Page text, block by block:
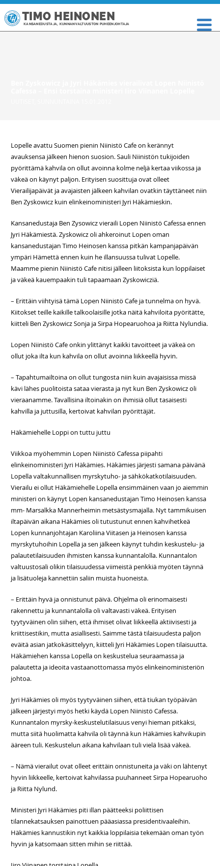
TIMO HEINONEN
KANSANEDUSTAJA, KUNNANVALTUUSTON PUHEENJOHTAJA
Lopelle avattu Suomen pienin Niinistö Cafe on kerännyt
avauksensa jälkeen hienon suosion. Sauli Niinistön tukijoiden
pyörittämä kahvila on ollut avoinna kolme neljä kertaa viikossa ja
väkeä on käynyt paljon. Erityisen suosittuja ovat olleet
Vierailijapäivät ja avajaisten jälkeen kahvilan ovatkin täyttäneet niin
Ben Zyskowicz kuin elinkeinoministeri Jyri Häkämieskin.
Kansanedustaja Ben Zysowicz vieraili Lopen Niinistö Cafessa ennen
Jyri Häkämiestä. Zyskowicz oli ahkeroinut Lopen oman
kansanedustajan Timo Heinosen kanssa pitkän kampanjapäivän
ympäri Hämettä ennen kuin he illansuussa tulivat Lopelle.
Maamme pienin Niinistö Cafe nitisi jälleen liitoksista kun loppilaiset
ja väkeä kauempaakin tuli tapaamaan Zyskowicziä.
– Erittäin viihtyisä tämä Lopen Niinistö Cafe ja tunnelma on hyvä.
Kiitokset teille kaikille talkoolaisille jotka näitä kahviloita pyöritätte,
kiitteli Ben Zyskowicz Sonja ja Sirpa Hopearuohoa ja Riitta Nylundia.
Lopen Niinistö Cafe onkin ylittänyt kaikki tavoitteet ja väkeä on
ollut joka ilta kun kahvila on ollut avoinna liikkeellä hyvin.
– Tapahtumailtoina on ollut tungosta niin kuin avajaisissa missä
kävi lähes puolitoista sataa vierasta ja nyt kun Ben Zyskowicz oli
vieraanamme. Tavallisina iltoinakin on ihmisiä ollut tasaisesti
kahvilla ja juttusilla, kertoivat kahvilan pyörittäjät.
Häkämiehelle Loppi on tuttu juttu
Viikkoa myöhemmin Lopen Niinistö Cafessa piipahti
elinkeinoministeri Jyri Häkämies. Häkämies järjesti samana päivänä
Lopella valtakunnallisen myrskytuho- ja sähkökatkotilaisuuden.
Vierailu ei ollut Häkämiehelle Lopella ensimmäinen vaan jo aiemmin
ministeri on käynyt Lopen kansanedustajan Timo Heinosen kanssa
mm- Marsalkka Mannerheimin metsästysmajalla. Nyt tammikuisen
iltapäivän aikana Häkämies oli tutustunut ennen kahvihetkeä
Lopen kunnanjohtajan Karoliina Viitasen ja Heinosen kanssa
myrskytuhoihin Lopella ja sen jälkeen käynyt tuhdin keskustelu- ja
palautetilaisuuden ihmisten kanssa kunnantalolla. Kunnantalon
valtuustosali olikin tilaisuudessa viimeistä penkkiä myöten täynnä
ja lisätuoleja kannettiin saliin muista huoneista.
– Erittäin hyvä ja onnistunut päivä. Ohjelma oli erinomaisesti
rakennettu ja kunnantalolla oli valtavasti väkeä. Erityisen
tyytyväinen olin siihen, että ihmiset olivat liikkeellä aktiivisesti ja
kriittisestikin, mutta asiallisesti. Saimme tästä tilaisuudesta paljon
eväitä asian jatkokäsittelyyn, kiitteli Jyri Häkämies Lopen tilaisuutta.
Häkämiehen kanssa Lopella on keskustelua seuraamassa ja
palautetta ja ideoita vastaanottomassa myös elinkeinoministeriön
johtoa.
Jyri Häkämies oli myös tyytyväinen siihen, että tiukan työpäivän
jälkeen järjestyi myös hetki käydä Lopen Niinistö Cafessa.
Kunnantalon myrsky-keskustelutilaisuus venyi hieman pitkäksi,
mutta siitä huolimatta kahvila oli täynnä kun Häkämies kahvikupin
ääreen tuli. Keskustelun aikana kahvilaan tuli vielä lisää väkeä.
– Nämä vierailut ovat olleet erittäin onnistuneita ja väki on lähtenyt
hyvin liikkeelle, kertoivat kahvilassa puuhanneet Sirpa Hopearuoho
ja Riitta Nylund.
Ministeri Jyri Häkämies piti illan päätteeksi poliittisen
tilannekatsauksen painottuen pääasiassa presidentivaaleihin.
Häkämies kannustikin nyt kaikkia loppilaisia tekemään oman työn
hyvin ja katsomaan sitten mihin se riittää.